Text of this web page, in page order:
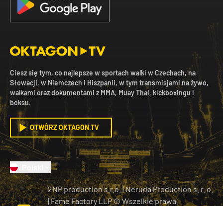
Ciesz się tym, co najlepsze w sportach walki w Czechach, na
Słowacji, w Niemczech i Hiszpanii, w tym transmisjami na żywo,
walkami oraz dokumentami z MMA, Muay Thai, kickboxingu i
boksu.
OTWÓRZ OKTAGON.TV
2NP production s.r.o.|Neruda Production s. r. o.
| Fame Factory LLP © Wszelkie prawa